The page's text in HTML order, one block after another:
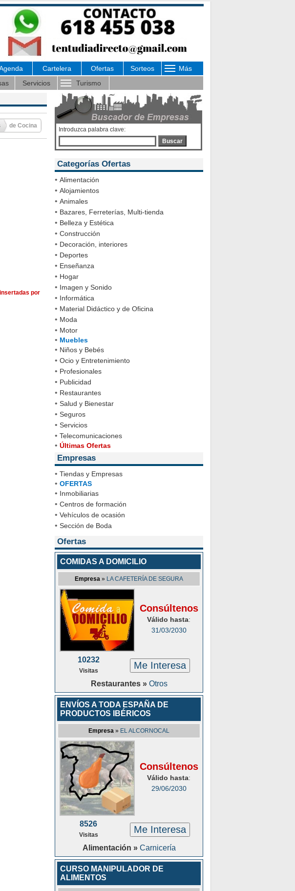
Cartelera Ofertas Sorteos
Más
Servicios Turismo
de Cocina
por
Introduzca palabra clave:
Buscar
Categorías Ofertas
• Alimentación
• Alojamientos
• Animales
• Bazares, Ferreterías, Multi-tienda
• Belleza y Estética
• Construcción
• Decoración, interiores
• Deportes
• Enseñanza
• Hogar
• Imagen y Sonido
• Informática
• Material Didáctico y de Oficina
• Moda
• Motor
• Muebles
• Niños y Bebés
• Ocio y Entretenimiento
• Profesionales
• Publicidad
• Restaurantes
• Salud y Bienestar
• Seguros
• Servicios
• Telecomunicaciones
• Últimas Ofertas
Empresas
• Tiendas y Empresas
• OFERTAS
• Inmobiliarias
• Centros de formación
• Vehículos de ocasión
• Sección de Boda
Ofertas
COMIDAS A DOMICILIO
Empresa » LA CAFETERÍA DE SEGURA
Consúltenos
Válido hasta:
31/03/2030
10232
Visitas Me Interesa
Restaurantes » Otros
ENVÍOS A TODA ESPAÑA DE
PRODUCTOS IBÉRICOS
Empresa » EL ALCORNOCAL
Consúltenos
Válido hasta:
29/06/2030
8526
Visitas Me Interesa
Alimentación » Carnicería
CURSO MANIPULADOR DE
ALIMENTOS